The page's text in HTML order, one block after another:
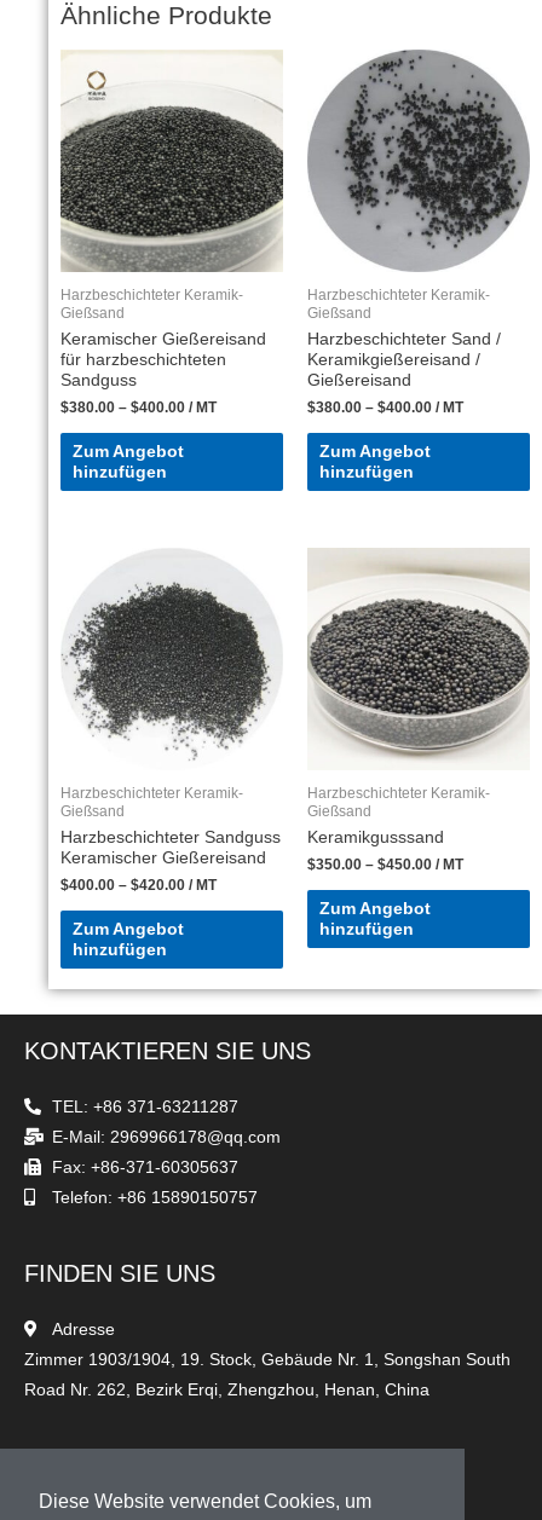
Diese Website verwendet Cookies, um
Ähnliche Produkte
Harzbeschichteter Keramik-
Gießsand
Keramischer Gießereisand
für harzbeschichteten
Sandguss
$380.00 – $400.00 / MT
Zum Angebot
hinzufügen
Harzbeschichteter Keramik-
Gießsand
Harzbeschichteter Sand /
Keramikgießereisand /
Gießereisand
$380.00 – $400.00 / MT
Zum Angebot
hinzufügen
Harzbeschichteter Keramik-
Gießsand
Harzbeschichteter Sandguss
Keramischer Gießereisand
$400.00 – $420.00 / MT
Zum Angebot
hinzufügen
Harzbeschichteter Keramik-
Gießsand
Keramikgusssand
$350.00 – $450.00 / MT
Zum Angebot
hinzufügen
KONTAKTIEREN SIE UNS
TEL: +86 371-63211287
E-Mail: 2969966178@qq.com
Fax: +86-371-60305637
Telefon: +86 15890150757
FINDEN SIE UNS
Adresse
Zimmer 1903/1904, 19. Stock, Gebäude Nr. 1, Songshan South
Road Nr. 262, Bezirk Erqi, Zhengzhou, Henan, China